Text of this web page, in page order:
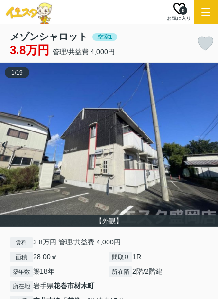
お気に入り
0
メゾンシャロット 空室1
3.8万円 管理/共益費 4,000円
【外観】
1/19
賃料 3.8万円 管理/共益費 4,000円
面積 28.00㎡ 間取り 1R
築年数 築18年 所在階 2階/2階建
所在地 岩手県花巻市材木町